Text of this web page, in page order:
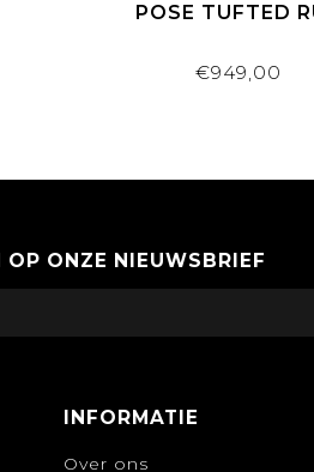
POSE TUFTED
€949,00
ONZE NIEUWSBRIEF
INFORMATIE
Over ons